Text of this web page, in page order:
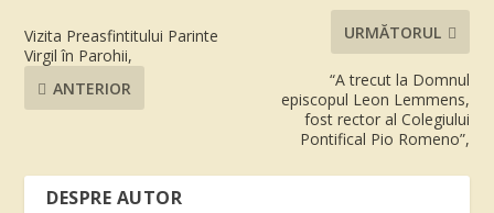
Vizita Preasfintitului Parinte
Virgil în Parohii,
ANTERIOR
URMĂTORUL
“A trecut la Domnul
episcopul Leon Lemmens,
fost rector al Colegiului
Pontifical Pio Romeno”,
DESPRE AUTOR